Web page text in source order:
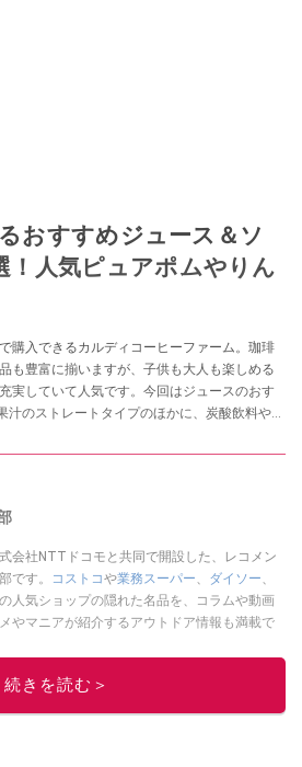
おすすめジュース＆ソ
！人気ピュアポムやりん
購入できるカルディコーヒーファーム。珈琲
も豊富に揃いますが、子供も大人も楽しめる
実していて人気です。今回はジュースのおす
のストレートタイプのほかに、炭酸飲料やデ
考にしてください。
会社NTTドコモと共同で開設した、レコメン
です。
コストコや業務スーパー ダイソー
人気ショップの隠れた名品を、コラムや動画
やマニアが紹介するアウトドア情報も満載で
ンド情報をお届けしているので、ぜひ
い！
続きを読む＞